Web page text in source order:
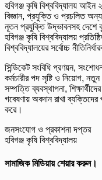
হবিগঞ্জ কৃষি বিশ্ববিদ্যালয় আইন
বিজ্ঞান, প্রযুক্তি ও প্রচলিত
নূতন প্রযুক্তি উদ্ভাবনসহ দেশে
হবিগঞ্জ কৃষি বিশ্ববিদ্যালয়
বিশ্ববিদ্যালয়ের সর্বোচ্চ
সিন্ডিকেট সংবিধি প্রণয়ন,
কর্মচারীর পদ সৃষ্টি ও নিয়োগ,
সম্পত্তি ব্যবস্থাপনা,
গবেষণায় অবদান রাখা
করে।
জনসংযোগ ও প্রকাশনা দপ্তর
হবিগঞ্জ কৃষি বিশ্ববিদ্যালয়
সামাজিক মিডিয়ায় শেয়ার করুন।